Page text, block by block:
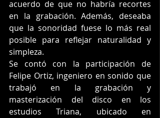
acuerdo de que no habría recortes
en la grabación. Además, deseaba
que la sonoridad fuese lo más real
posible para reflejar naturalidad y
simpleza.
Se contó con la participación de
Felipe Ortiz, ingeniero en sonido que
trabajó en la grabación y
masterización del disco en los
estudios Triana, ubicado en